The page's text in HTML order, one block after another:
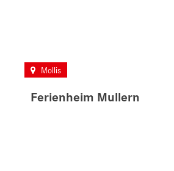
Ferienheim Mullern
Mollis